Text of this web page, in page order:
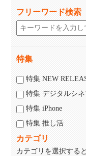
フリーワード検索
特集
特集 NEW
特集 デジタルシ
特集 iPhone
特集 推し活
カテゴリ
カテゴリを選択する